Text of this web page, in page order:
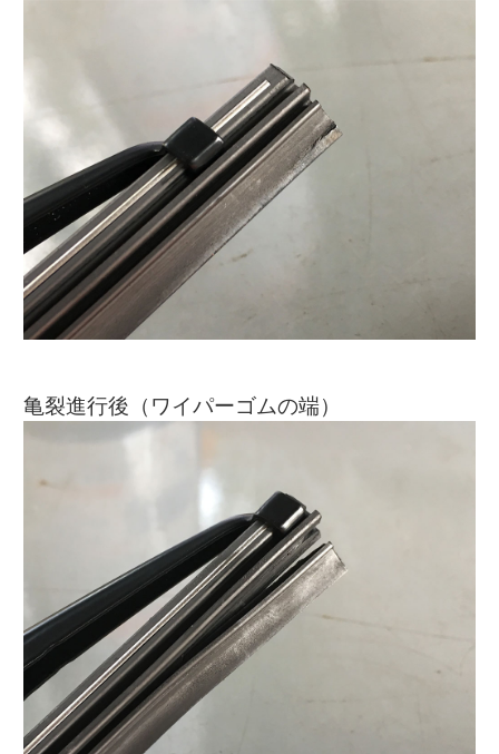
亀裂進行後（ワイパーゴムの端）